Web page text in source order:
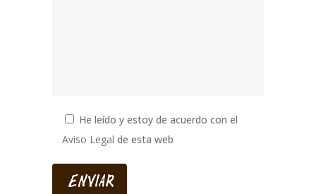
He leído y estoy de acuerdo con el
Aviso Legal de esta web